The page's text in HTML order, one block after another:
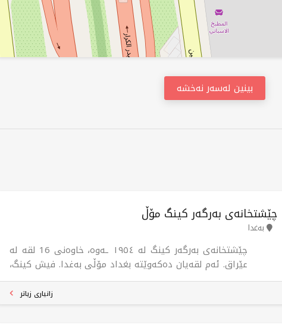
بینین لەسەر نەخشە
چێشتخانەی بەرگەر کینگ مۆڵ
بەغدا
چێشتخانەی بەرگەر کینگ لە ١٩٥٤ ـەوە، خاوەنی 16 لقە لە
عێراق. ئەم لقەیان دەکەوێتە بغداد مۆڵی بەغدا. فیش کینگ،
نوێترین بەرهەمی بەرگەر کینگە، تامێک لە قوڵایی دەریاوە
بۆمان هێناون بۆ ئەو کەسانەی عاشقی ماسین، سەردانی
زانیاری زیاتر